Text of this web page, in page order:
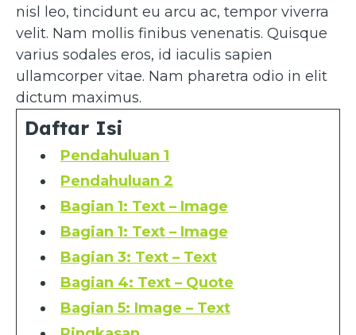
nisl leo, tincidunt eu arcu ac, tempor viverra
velit. Nam mollis finibus venenatis. Quisque
varius sodales eros, id iaculis sapien
ullamcorper vitae. Nam pharetra odio in elit
dictum maximus.
Daftar Isi
Pendahuluan 1
Pendahuluan 2
Bagian 1: Text – Image
Bagian 1: Text – Image
Bagian 3: Text – Text
Bagian 4: Text – Quote
Bagian 5: Image – Text